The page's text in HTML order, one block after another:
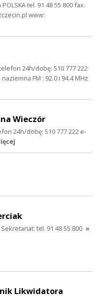
tel. 91 48 55 800 fax.
www:
24h/dobę: 510 777 222
FM : 92.0 i 94.4 MHz
Wieczór
24h/dobę: 510 777 222 e-
tel. 91 48 55 800 »
Likwidatora